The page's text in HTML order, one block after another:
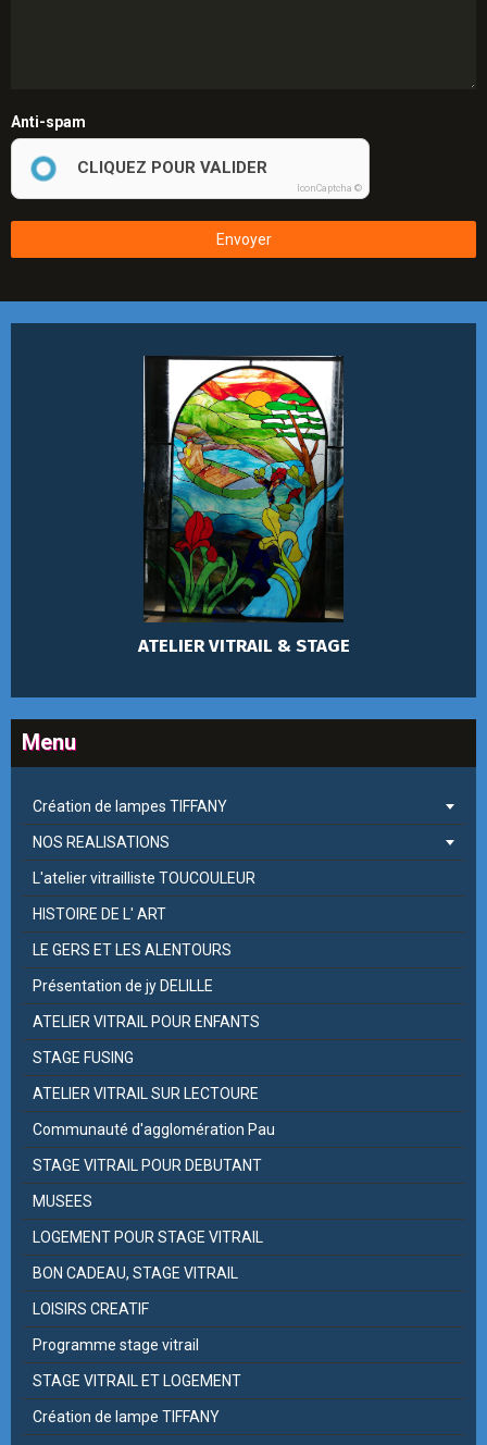
Anti-spam
CLIQUEZ POUR VALIDER
IconCaptcha ©
Envoyer
ATELIER VITRAIL & STAGE
Menu
Création de lampes TIFFANY
NOS REALISATIONS
L'atelier vitrailliste TOUCOULEUR
HISTOIRE DE L' ART
LE GERS ET LES ALENTOURS
Présentation de jy DELILLE
ATELIER VITRAIL POUR ENFANTS
STAGE FUSING
ATELIER VITRAIL SUR LECTOURE
Communauté d'agglomération Pau
STAGE VITRAIL POUR DEBUTANT
MUSEES
LOGEMENT POUR STAGE VITRAIL
BON CADEAU, STAGE VITRAIL
LOISIRS CREATIF
Programme stage vitrail
STAGE VITRAIL ET LOGEMENT
Création de lampe TIFFANY